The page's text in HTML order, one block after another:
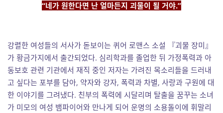
“네가 원한다면 난 얼마든지 괴물이 될 거야.”
강렬한 여성들의 서사가 돋보이는 퀴어 로맨스 소설 『괴물 장미』
가 황금가지에서 출간되었다. 심리학과를 졸업한 뒤 가정폭력과 아
동보호 관련 기관에서 재직 중인 저자는 가려진 목소리들을 드러내
고 싶다는 포부를 담아, 약자와 강자, 폭력과 차별, 사랑과 구원에 대
한 이야기를 그려냈다. 친부의 폭력에 시달리며 탈출을 꿈꾸는 소녀
가 미모의 여성 뱀파이어와 만나게 되어 운명의 소용돌이에 휘말리